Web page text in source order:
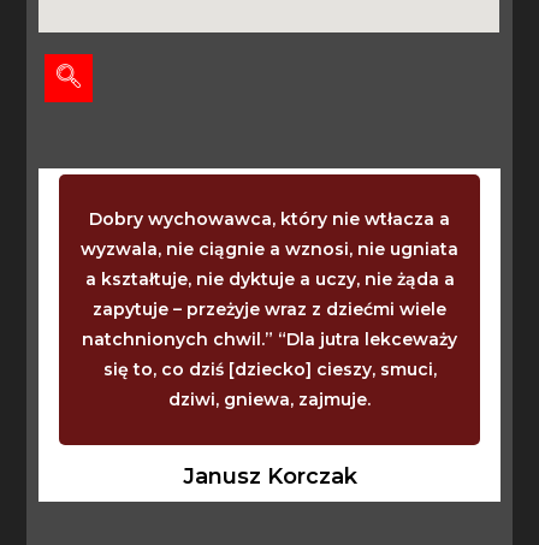
Dobry wychowawca, który nie wtłacza a
wyzwala, nie ciągnie a wznosi, nie ugniata
a kształtuje, nie dyktuje a uczy, nie żąda a
zapytuje – przeżyje wraz z dziećmi wiele
natchnionych chwil.” “Dla jutra lekceważy
się to, co dziś [dziecko] cieszy, smuci,
dziwi, gniewa, zajmuje.
Janusz Korczak